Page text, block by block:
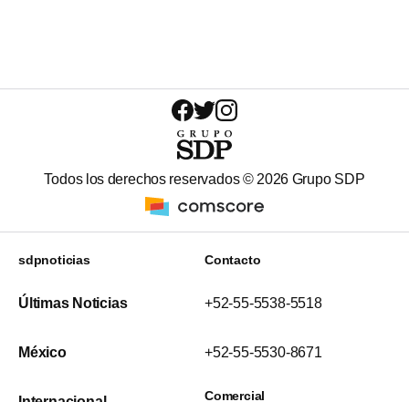
Todos los derechos reservados © 2026 Grupo SDP
sdpnoticias
Últimas Noticias
México
Contacto
+52-55-5538-5518
+52-55-5530-8671
Comercial